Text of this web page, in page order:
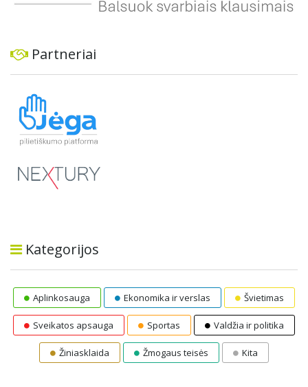
Partneriai
Kategorijos
Aplinkosauga Ekonomika ir verslas Švietimas
Sveikatos apsauga Sportas Valdžia ir politika
Žiniasklaida Žmogaus teisės Kita